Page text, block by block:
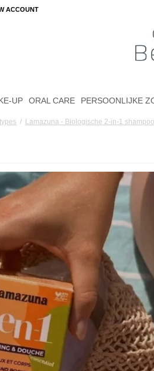
ACCOUNT
UP ORAL CARE PERSOONLIJKE
/ Lamazuna - Biologische 2-in-1